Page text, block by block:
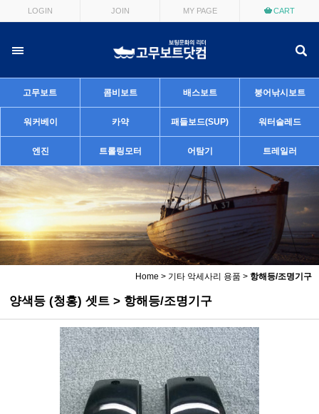
LOGIN JOIN MY PAGE CART
고무보트 콤비보트 배스보트 붕어낚시보트
워커베이 카약 패들보드(SUP) 워터슬레드
엔진 트롤링모터 어탐기 트레일러
Home > 기타 악세사리 용품 > 항해등/조명기구
양색등 (청홍) 셋트 > 항해등/조명기구